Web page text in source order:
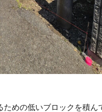
ための低いブロックを積ん